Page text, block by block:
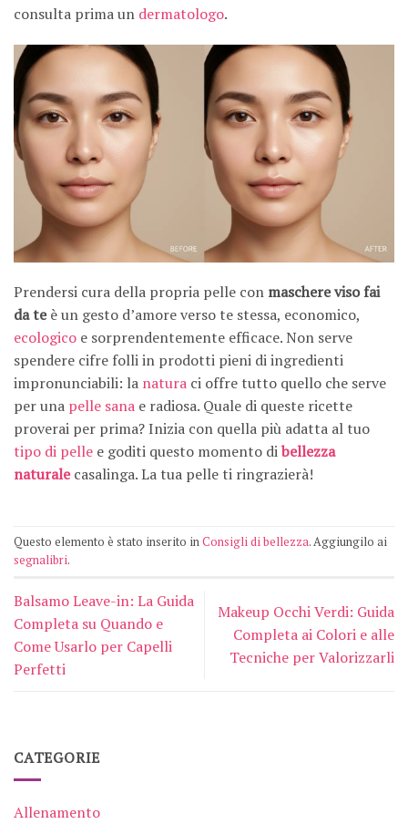
consulta prima un dermatologo.
Prendersi cura della propria pelle con maschere viso fai
da teè un gesto d’amore verso te stessa, economico,
ecologico e sorprendentemente efficace. Non serve
spendere cifre folli in prodotti pieni di ingredienti
impronunciabili: la natura ci offre tutto quello che serve
per una pelle sana e radiosa. Quale di queste ricette
proverai per prima? Inizia con quella più adatta al tuo
tipo di pelle e goditi questo momento dibellezza
naturalecasalinga. La tua pelle ti ringrazierà!
Questo elemento è stato inserito inConsigli di bellezza. Aggiungilo ai
segnalibri.
Balsamo Leave-in: La Guida
Completa su Quando e
Come Usarlo per Capelli
Perfetti
Makeup Occhi Verdi: Guida
Completa ai Colori e alle
Tecniche per Valorizzarli
CATEGORIE
Allenamento